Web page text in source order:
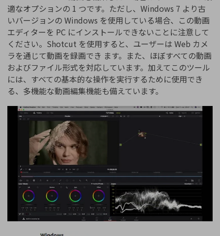
適なオプションの 1 つです。ただし、Windows 7 より古
いバージョンの Windows を使用している場合、この動画
エディターを PC にインストールできないことに注意して
ください。Shotcut を使用すると、ユーザーは Web カメ
ラを通じて動画を録画でき ます。また、ほぼすべての動画
およびファイル形式を対応しています。加えてこのツール
には、すべての基本的な操作を実行するために使用でき
る、多機能な動画編集機能も備えています。